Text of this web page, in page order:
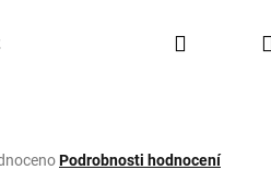
Doprava a platba Hledat
Podrobnosti hodnocení